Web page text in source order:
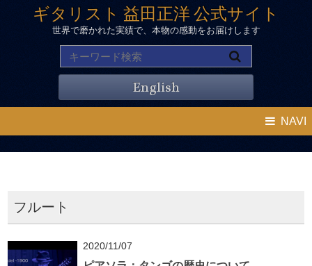
ギタリスト 益田正洋 公式サイト
世界で磨かれた実績で、本物の感動をお届けします
English
NAVI
フルート
2020/11/07